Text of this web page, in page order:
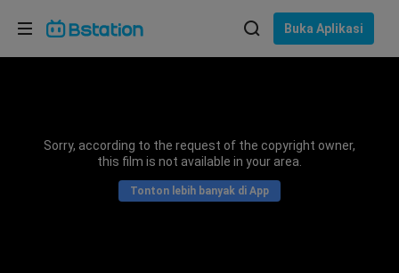
Buka Aplikasi
Sorry, according to the request of the copyright owner,
this film is not available in your area.
Tonton lebih banyak di App
Pilih bahasa
Bahasa Indonesia